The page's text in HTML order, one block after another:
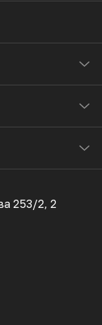
253/2, 2